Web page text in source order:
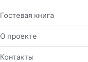
Гостевая книга
О проекте
Контакты